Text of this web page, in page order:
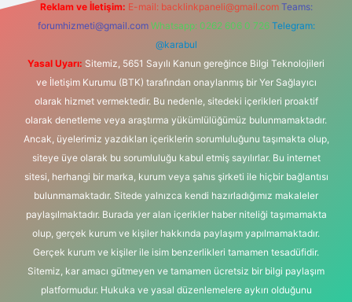
Reklam ve İletişim: E-mail: backlinkpaneli@gmail.com Teams:
forumhizmeti@gmail.com Whatsapp: 0262 606 0 726 Telegram:
@karabul
Yasal Uyarı: Sitemiz, 5651 Sayılı Kanun gereğince Bilgi Teknolojileri
ve İletişim Kurumu (BTK) tarafından onaylanmış bir Yer Sağlayıcı
olarak hizmet vermektedir. Bu nedenle, sitedeki içerikleri proaktif
olarak denetleme veya araştırma yükümlülüğümüz bulunmamaktadır.
Ancak, üyelerimiz yazdıkları içeriklerin sorumluluğunu taşımakta olup,
siteye üye olarak bu sorumluluğu kabul etmiş sayılırlar. Bu internet
sitesi, herhangi bir marka, kurum veya şahıs şirketi ile hiçbir bağlantısı
bulunmamaktadır. Sitede yalnızca kendi hazırladığımız makaleler
paylaşılmaktadır. Burada yer alan içerikler haber niteliği taşımamakta
olup, gerçek kurum ve kişiler hakkında paylaşım yapılmamaktadır.
Gerçek kurum ve kişiler ile isim benzerlikleri tamamen tesadüfidir.
Sitemiz, kar amacı gütmeyen ve tamamen ücretsiz bir bilgi paylaşım
platformudur. Hukuka ve yasal düzenlemelere aykırı olduğunu